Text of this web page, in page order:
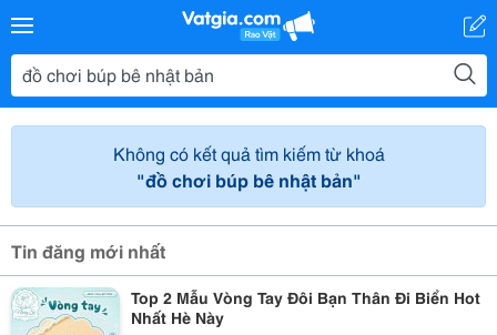
Không có kết quả tìm kiếm từ khoá
"đồ chơi búp bê nhật bản"
Tin đăng mới nhất
Top 2 Mẫu Vòng Tay Đôi Bạn Thân Đi Biển Hot
Nhất Hè Này